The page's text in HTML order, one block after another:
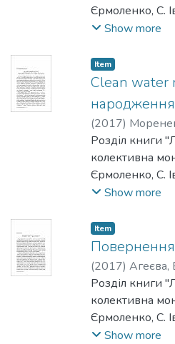
Єрмоленко, С.
упоряд.
[НаУКМА],
Моренець В.
Брюховецький
Ісіченко І.,
Пронкевич О.
Show more
Item
Clean water
(2017)
Розділ книги
колективна
Єрмоленко, С.
упоряд.
[НаУКМА],
Моренець В.
Брюховецький
Ісіченко І.,
Пронкевич О.
Show more
Item
(2017) Агеєва,
Володимир
Розділ книги
колективна
Єрмоленко, С.
упоряд.
Show more